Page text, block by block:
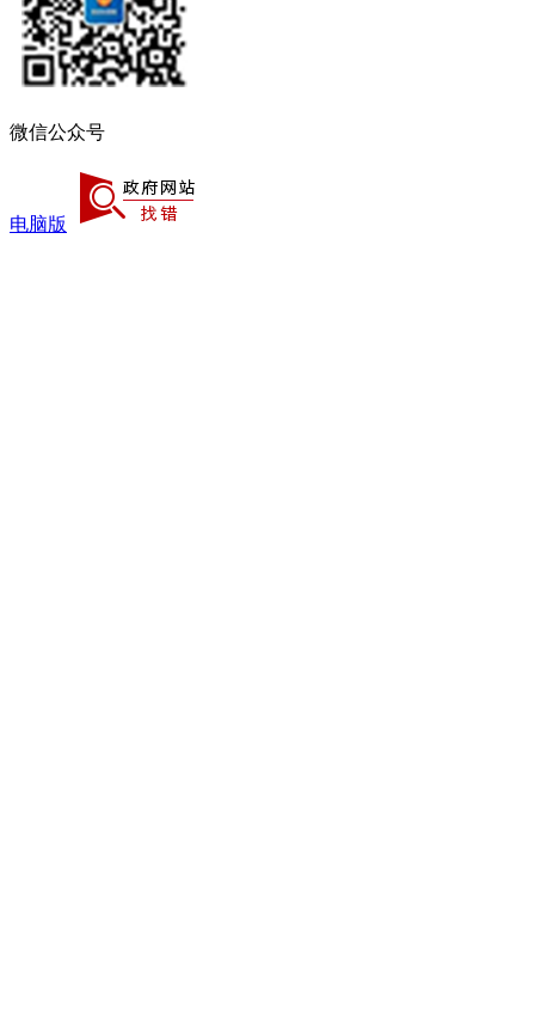
微信公众号
电脑版